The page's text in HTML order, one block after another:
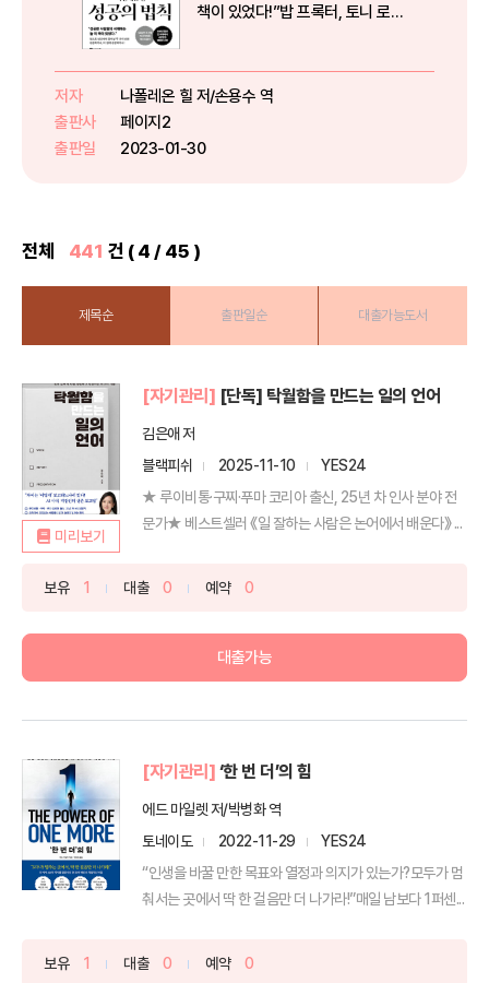
책이 있었다!”밥 프록터, 토니 로빈
이 책에서 시작되었다!*** 5000
셀러*** 100년 ...
저자
나폴레온 힐 저/손용수 역
출판사
페이지2
출판일
2023-01-30
전체 441 건 ( 4 / 45 )
제목순 출판일순 대출가능도서
미리보기
[자기관리] [단독] 탁월함을 만드는 일의 언어
김은애 저
블랙피쉬
2025-11-10
YES24
★ 루이비통·구찌·푸마 코리아 출신, 25년 차 인사 분야 전
문가★ 베스트셀러 《일 잘하는 사람은 논어에서 배운다》 ...
보유 1 대출 0 예약 0
대출가능
[자기관리] ‘한 번 더’의 힘
에드 마일렛 저/박병화 역
토네이도
2022-11-29
YES24
“인생을 바꿀 만한 목표와 열정과 의지가 있는가?모두가 멈
춰서는 곳에서 딱 한 걸음만 더 나가라!”매일 남보다 1퍼센...
보유 1 대출 0 예약 0